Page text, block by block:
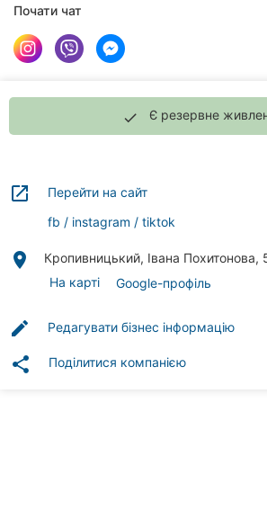
Автошколи
Ресторани
рубрики
міста:
Кропивницький
Почати чат
done Є резервне
launch
Перейти на сайт
fb
instagram tiktok
place
Кропивницький, Івана Похитонова,
На карті
Google-профіль
edit Редагувати бізнес інформацію
share Поділитися компанією